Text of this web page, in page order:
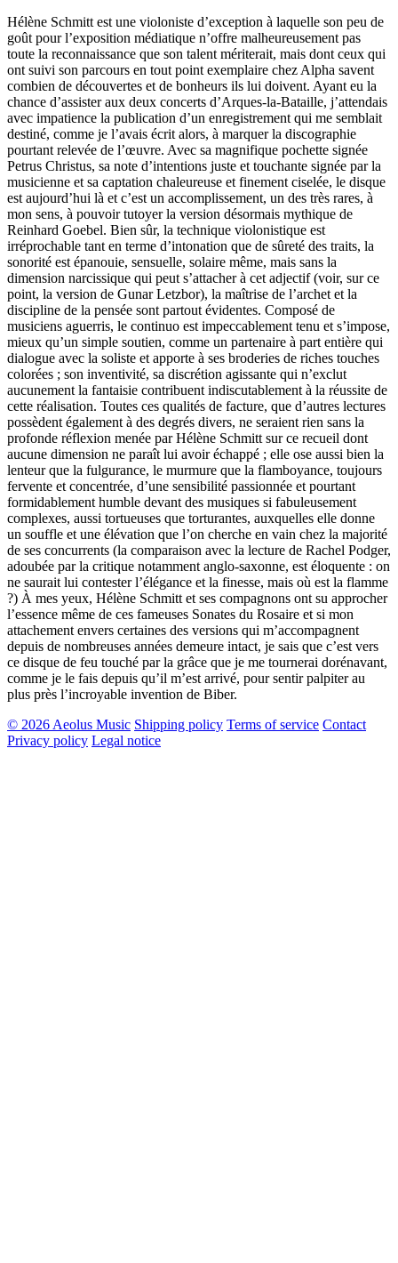
Hélène Schmitt est une violoniste d’exception à laquelle son peu de
goût pour l’exposition médiatique n’offre malheureusement pas
toute la reconnaissance que son talent mériterait, mais dont ceux qui
ont suivi son parcours en tout point exemplaire chez Alpha savent
combien de découvertes et de bonheurs ils lui doivent. Ayant eu la
chance d’assister aux deux concerts d’Arques-la-Bataille, j’attendais
avec impatience la publication d’un enregistrement qui me semblait
destiné, comme je l’avais écrit alors, à marquer la discographie
pourtant relevée de l’œuvre. Avec sa magnifique pochette signée
Petrus Christus, sa note d’intentions juste et touchante signée par la
musicienne et sa captation chaleureuse et finement ciselée, le disque
est aujourd’hui là et c’est un accomplissement, un des très rares, à
mon sens, à pouvoir tutoyer la version désormais mythique de
Reinhard Goebel. Bien sûr, la technique violonistique est
irréprochable tant en terme d’intonation que de sûreté des traits, la
sonorité est épanouie, sensuelle, solaire même, mais sans la
dimension narcissique qui peut s’attacher à cet adjectif (voir, sur ce
point, la version de Gunar Letzbor), la maîtrise de l’archet et la
discipline de la pensée sont partout évidentes. Composé de
musiciens aguerris, le continuo est impeccablement tenu et s’impose,
mieux qu’un simple soutien, comme un partenaire à part entière qui
dialogue avec la soliste et apporte à ses broderies de riches touches
colorées ; son inventivité, sa discrétion agissante qui n’exclut
aucunement la fantaisie contribuent indiscutablement à la réussite de
cette réalisation. Toutes ces qualités de facture, que d’autres lectures
possèdent également à des degrés divers, ne seraient rien sans la
profonde réflexion menée par Hélène Schmitt sur ce recueil dont
aucune dimension ne paraît lui avoir échappé ; elle ose aussi bien la
lenteur que la fulgurance, le murmure que la flamboyance, toujours
fervente et concentrée, d’une sensibilité passionnée et pourtant
formidablement humble devant des musiques si fabuleusement
complexes, aussi tortueuses que torturantes, auxquelles elle donne
un souffle et une élévation que l’on cherche en vain chez la majorité
de ses concurrents (la comparaison avec la lecture de Rachel Podger,
adoubée par la critique notamment anglo-saxonne, est éloquente : on
ne saurait lui contester l’élégance et la finesse, mais où est la flamme
?) À mes yeux, Hélène Schmitt et ses compagnons ont su approcher
l’essence même de ces fameuses Sonates du Rosaire et si mon
attachement envers certaines des versions qui m’accompagnent
depuis de nombreuses années demeure intact, je sais que c’est vers
ce disque de feu touché par la grâce que je me tournerai dorénavant,
comme je le fais depuis qu’il m’est arrivé, pour sentir palpiter au
plus près l’incroyable invention de Biber.
© 2026 Aeolus Music Shipping policy Terms of service Contact
Privacy policy Legal notice